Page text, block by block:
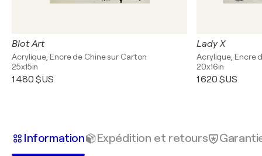
Blot Art
Acrylique, Encre de Chine sur Carton
25x15in
1 480 $US
Lady X
Acrylique, Encre
20x16in
1 620 $US
Information Expédition et retours